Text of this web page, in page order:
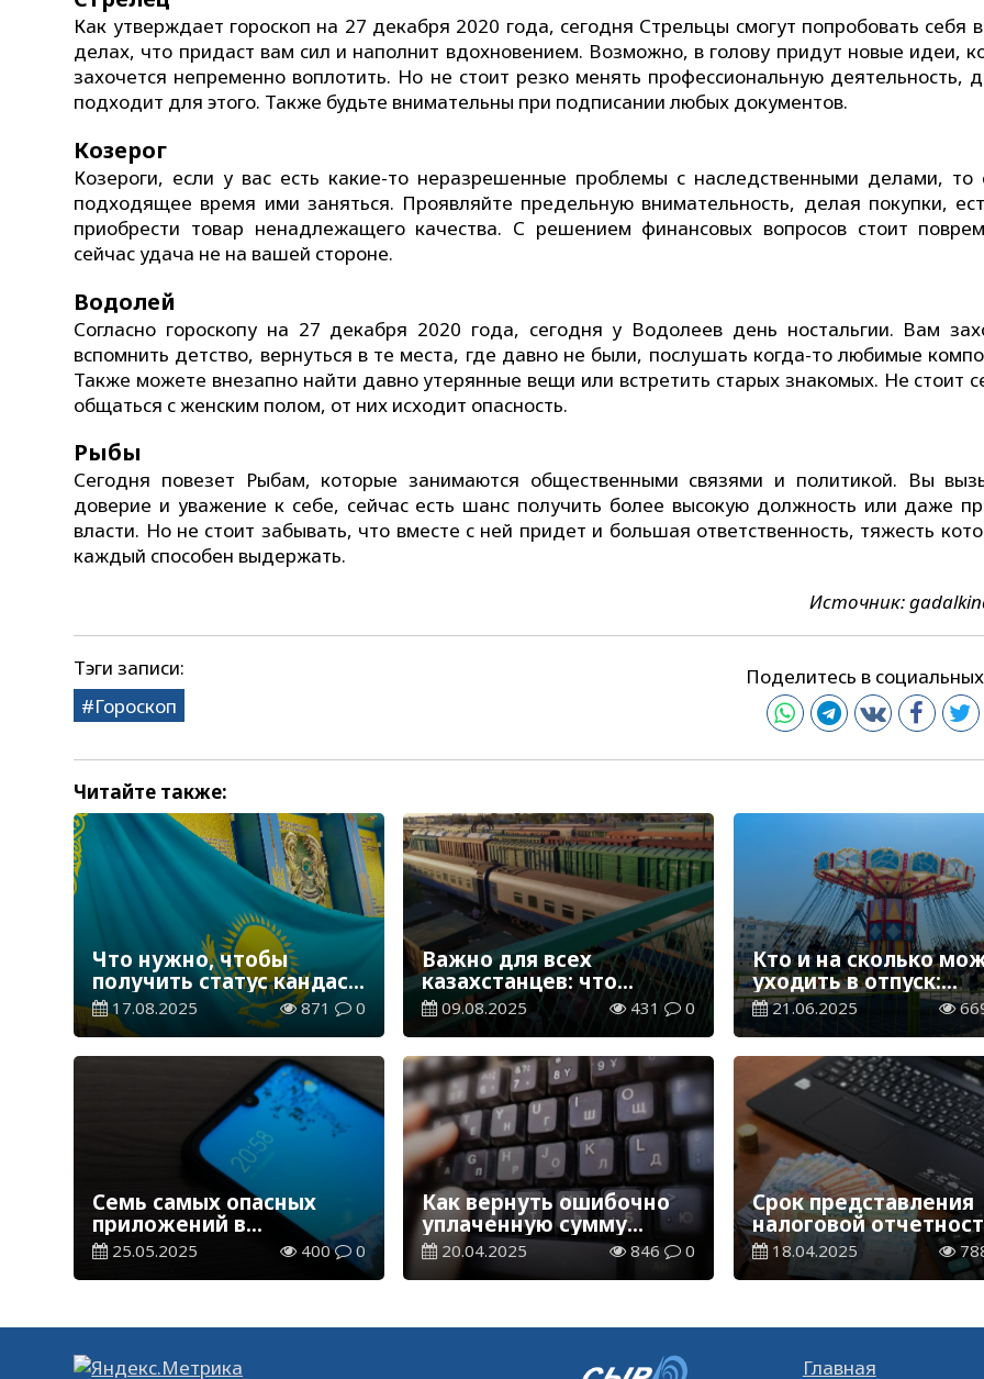
Как утверждает гороскоп на 27 декабря 2020 года, сегодня Стрельцы смогут попробовать себя
делах, что придаст вам сил и наполнит вдохновением. Возможно, в голову придут новые идеи,
захочется непременно воплотить. Но не стоит резко менять профессиональную деятельность,
подходит для этого. Также будьте внимательны при подписании любых документов.
Козерог
Козероги, если у вас есть какие-то неразрешенные проблемы с наследственными делами, то
подходящее время ими заняться. Проявляйте предельную внимательность, делая покупки,
приобрести товар ненадлежащего качества. С решением финансовых вопросов стоит
сейчас удача не на вашей стороне.
Водолей
Согласно гороскопу на 27 декабря 2020 года, сегодня у Водолеев день ностальгии. Вам
вспомнить детство, вернуться в те места, где давно не были, послушать когда-то любимые
Также можете внезапно найти давно утерянные вещи или встретить старых знакомых. Не стоит
общаться с женским полом, от них исходит опасность.
Рыбы
Сегодня повезет Рыбам, которые занимаются общественными связями и политикой. Вы
доверие и уважение к себе, сейчас есть шанс получить более высокую должность или даже
власти. Но не стоит забывать, что вместе с ней придет и большая ответственность, тяжесть
каждый способен выдержать.
Источник:
Тэги записи:
Гороскоп
Поделитесь в
Читайте также:
Что нужно, чтобы
получить статус кандаса
в Казахстане
17.08.2025 871 0
Важно для всех
казахстанцев: что
делать, если вы
опоздали на поезд
09.08.2025 431 0
Кто и на сколько
уходить в отпуск:
разъяснения
РК
21.06.2025
Семь самых опасных
приложений в
смартфоне
25.05.2025 400 0
Как вернуть ошибочно
уплаченную сумму
налога
20.04.2025 846 0
Срок представления
налоговой
уплаты ряда налогов
истекает 21 апреля
18.04.2025
Главная